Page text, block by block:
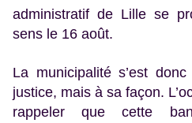
administratif de Lille se
sens le 16 août.
La municipalité s’est
justice, mais à sa façon.
rappeler que cette